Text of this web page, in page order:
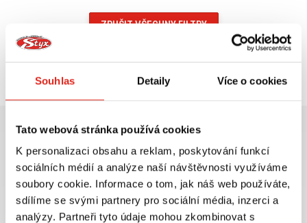
Souhlas Detaily Více o cookies
Tato webová stránka používá cookies
K personalizaci obsahu a reklam, poskytování funkcí
sociálních médií a analýze naší návštěvnosti využíváme
soubory cookie. Informace o tom, jak náš web používáte,
sdílíme se svými partnery pro sociální média, inzerci a
analýzy. Partneři tyto údaje mohou zkombinovat s
ZRUŠIT VŠECHNY FILTRY
Největší výběr moto
příslušenství ihned k
odběru
Doprava ZDARMA pro
objednávky nad 2499 kč v
rámci ČR